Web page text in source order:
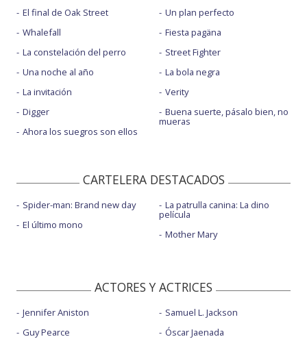
El final de Oak Street
Whalefall
La constelación del perro
Una noche al año
La invitación
Digger
Ahora los suegros son ellos
Un plan perfecto
Fiesta pagäna
Street Fighter
La bola negra
Verity
Buena suerte, pásalo bien, no
mueras
CARTELERA DESTACADOS
Spider-man: Brand new day
El último mono
La patrulla canina: La dino
película
Mother Mary
ACTORES Y ACTRICES
Jennifer Aniston
Guy Pearce
Samuel L. Jackson
Óscar Jaenada